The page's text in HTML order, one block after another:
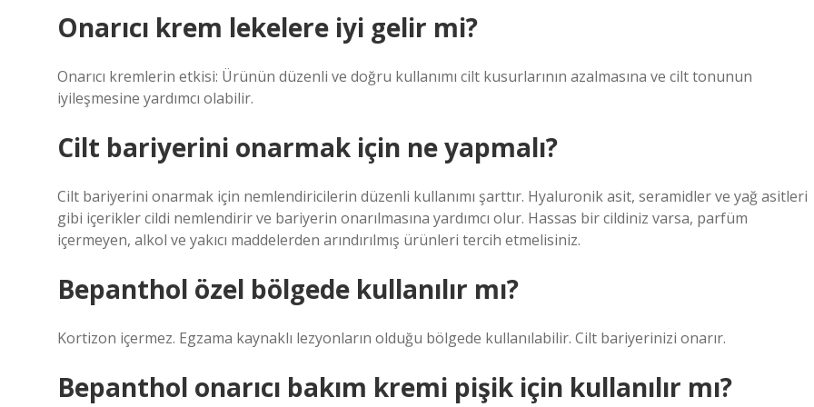
Onarıcı krem lekelere iyi gelir mi?
Onarıcı kremlerin etkisi: Ürünün düzenli ve doğru kullanımı cilt kusurlarının azalmasına ve cilt tonunun
iyileşmesine yardımcı olabilir.
Cilt bariyerini onarmak için ne yapmalı?
Cilt bariyerini onarmak için nemlendiricilerin düzenli kullanımı şarttır. Hyaluronik asit, seramidler ve yağ asitleri
gibi içerikler cildi nemlendirir ve bariyerin onarılmasına yardımcı olur. Hassas bir cildiniz varsa, parfüm
içermeyen, alkol ve yakıcı maddelerden arındırılmış ürünleri tercih etmelisiniz.
Bepanthol özel bölgede kullanılır mı?
Kortizon içermez. Egzama kaynaklı lezyonların olduğu bölgede kullanılabilir. Cilt bariyerinizi onarır.
Bepanthol onarıcı bakım kremi pişik için kullanılır mı?